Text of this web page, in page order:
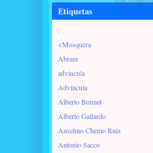
Etiquetas
.
<Mosquera
Abram
advincula
Advíncula
Alberto Bonnet
Alberto Gallardo
Anselmo Chemo Ruiz
Antonio Sacco